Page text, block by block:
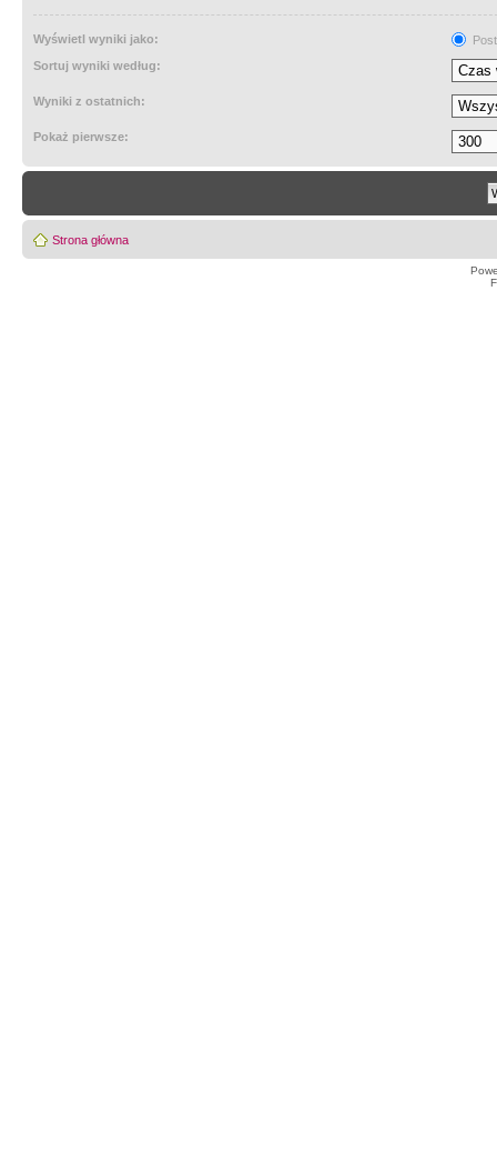
Wyświetl wyniki jako:
Sortuj wyniki według:
Wyniki z ostatnich:
Pokaż pierwsze:
Strona główna